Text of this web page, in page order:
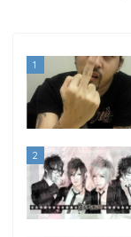
1
2